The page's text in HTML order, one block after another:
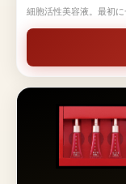
細胞活性美容液。最初